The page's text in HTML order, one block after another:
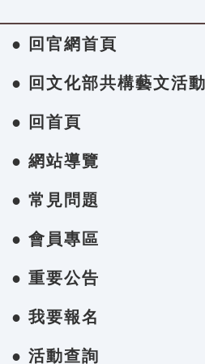
● 回官網首頁
● 回文化部共構藝文活
● 回首頁
● 網站導覽
● 常見問題
● 會員專區
● 重要公告
● 我要報名
● 活動查詢